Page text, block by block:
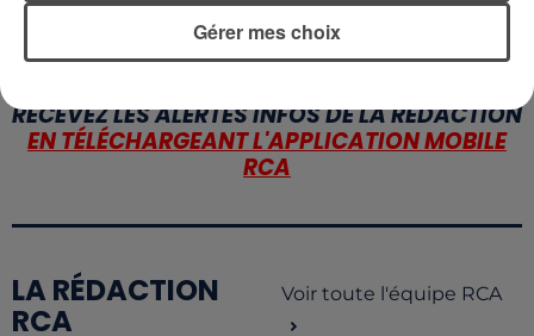
RECEVEZ LES ALERTES INFOS DE LA RÉDACTION
EN TÉLÉCHARGEANT L'APPLICATION MOBILE
RCA
LA RÉDACTION
RCA
Voir toute l'équipe RCA
Gérer mes choix